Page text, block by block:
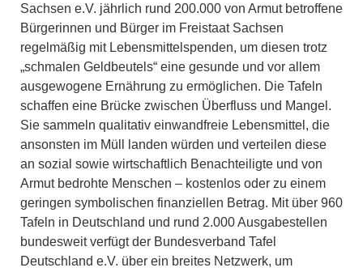
Sachsen e.V. jährlich rund 200.000 von Armut betroffene
Bürgerinnen und Bürger im Freistaat Sachsen
regelmäßig mit Lebensmittelspenden, um diesen trotz
„schmalen Geldbeutels“ eine gesunde und vor allem
ausgewogene Ernährung zu ermöglichen. Die Tafeln
schaffen eine Brücke zwischen Überfluss und Mangel.
Sie sammeln qualitativ einwandfreie Lebensmittel, die
ansonsten im Müll landen würden und verteilen diese
an sozial sowie wirtschaftlich Benachteiligte und von
Armut bedrohte Menschen – kostenlos oder zu einem
geringen symbolischen finanziellen Betrag. Mit über 960
Tafeln in Deutschland und rund 2.000 Ausgabestellen
bundesweit verfügt der Bundesverband Tafel
Deutschland e.V. über ein breites Netzwerk, um